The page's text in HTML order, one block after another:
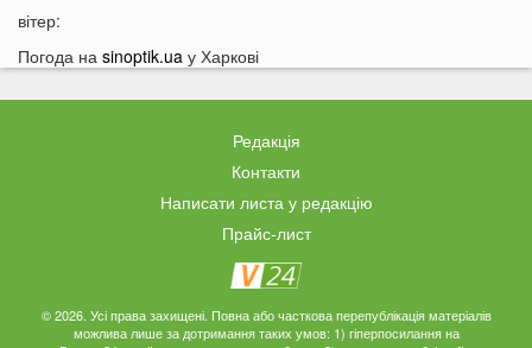
18:40
18:09
На Волині рясно ростуть маслюки: показали
місце, де шукати гриби
Деякі продукти можуть зникнути з полиць магазинів:
які міста під загрозою
На заході України працівник ТЦК прикував чоловіка
кайданками до драбини на всю ніч
покращується симетрія овалу?
16:36
Астролог назвав подію, після якої закінчиться війна в
Україні
вітер:
Погода на sinoptik.ua у Харкові
Редакція
Контакти
Написати листа у редакцію
Прайс-лист
© 2026. Усі права захищені. Повна або часткова перепублікація матеріалів
можлива лише за дотримання таких умов: 1) гіперпосилання на